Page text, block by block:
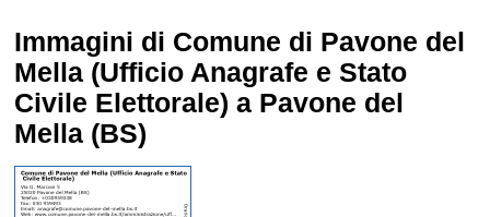
Immagini di Comune di Pavone del
Mella (Ufficio Anagrafe e Stato
Civile Elettorale) a Pavone del
Mella (BS)